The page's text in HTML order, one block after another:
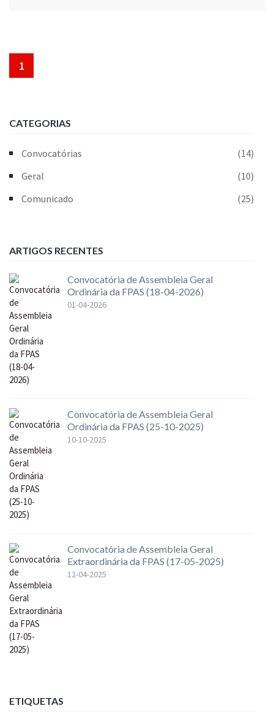
1
CATEGORIAS
Convocatórias
(14)
Geral
(10)
Comunicado
(25)
ARTIGOS RECENTES
Convocatória de Assembleia Geral
Ordinária da FPAS (18-04-2026)
01-04-2026
Convocatória de Assembleia Geral
Ordinária da FPAS (25-10-2025)
10-10-2025
Convocatória de Assembleia Geral
Extraordinária da FPAS (17-05-2025)
12-04-2025
ETIQUETAS